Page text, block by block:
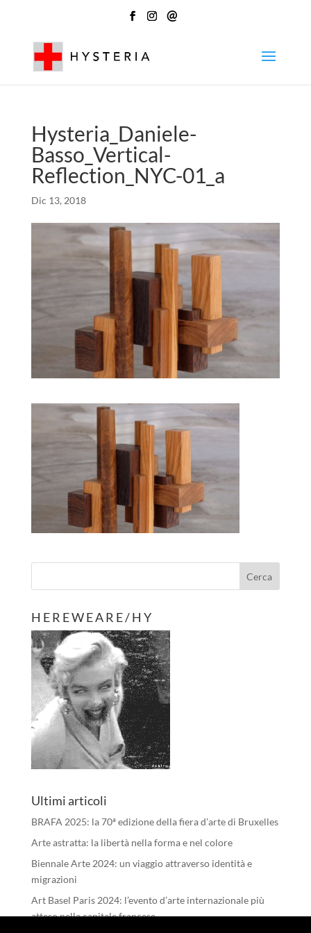
@
Hysteria_Daniele-
Basso_Vertical-
Reflection_NYC-01_a
Dic 13, 2018
H E R E W E A R E / H Y
Ultimi articoli
BRAFA 2025: la 70ª edizione della fiera d’arte di Bruxelles
Arte astratta: la libertà nella forma e nel colore
Biennale Arte 2024: un viaggio attraverso identità e
migrazioni
Art Basel Paris 2024: l’evento d’arte internazionale più
atteso nella capitale francese